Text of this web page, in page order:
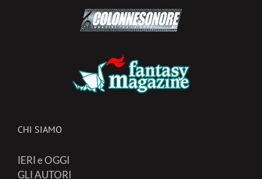
CHI SIAMO
IERI e OGGI
GLI AUTORI